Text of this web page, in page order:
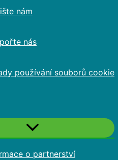
nám
nás
používání souborů cookie
o partnerství